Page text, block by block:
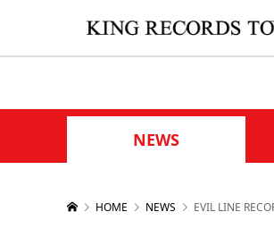
NEWS
HOME NEWS EVIL LINE